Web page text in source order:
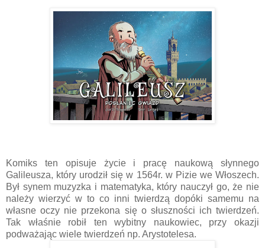
Komiks ten opisuje życie i pracę naukową słynnego
Galileusza, który urodził się w 1564r. w Pizie we Włoszech.
Był synem muzyzka i matematyka, który nauczył go, że nie
należy wierzyć w to co inni twierdzą dopóki samemu na
własne oczy nie przekona się o słuszności ich twierdzeń.
Tak właśnie robił ten wybitny naukowiec, przy okazji
podważając wiele twierdzeń np. Arystotelesa.